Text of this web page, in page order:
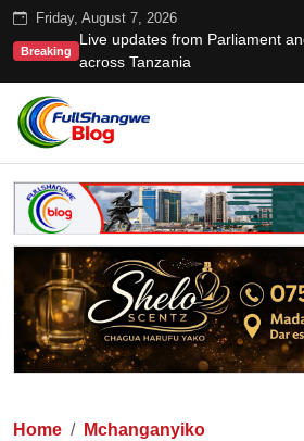
Friday, August 7, 2026
Breaking
Live updates from Parliament
across Tanzania
Home Mchanganyiko